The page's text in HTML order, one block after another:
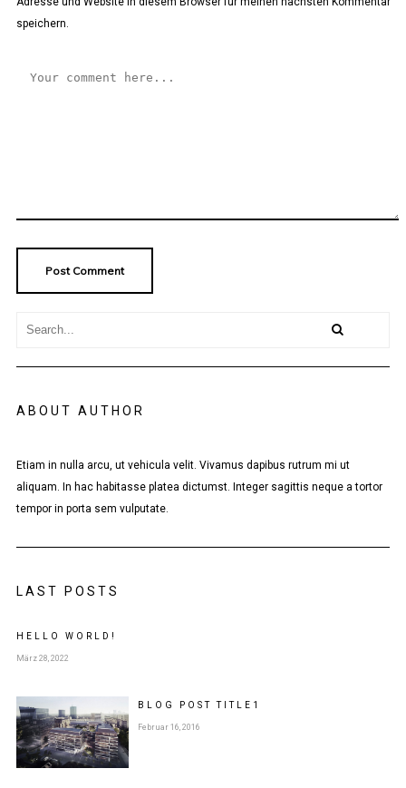
speichern.
ABOUT AUTHOR
Etiam in nulla arcu, ut vehicula velit. Vivamus dapibus rutrum mi ut
aliquam. In hac habitasse platea dictumst. Integer sagittis neque a tortor
tempor in porta sem vulputate.
LAST POSTS
HELLO WORLD!
März 28, 2022
BLOG POSTTITLE 1
Februar 16, 2016